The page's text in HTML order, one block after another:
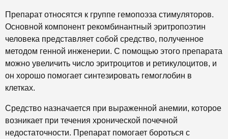
Препарат относятся к группе гемопоэза стимуляторов.
Основной компонент рекомбинантный эритропоэтин
человека представляет собой средство, полученное
методом генной инженерии. С помощью этого препарата
можно увеличить число эритроцитов и ретикулоцитов, и
он хорошо помогает синтезировать гемоглобин в
клетках.
Средство назначается при выраженной анемии, которое
возникает при течения хронической почечной
недостаточности. Препарат помогает бороться с